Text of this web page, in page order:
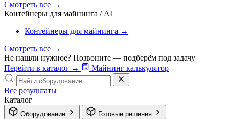
Смотреть все →
Контейнеры для майнинга / AI
Контейнеры для майнинга →
Смотреть все →
Не нашли нужное? Позвоните — подберём под задачу
Перейти в каталог → Майнинг калькулятор
Все результаты
Каталог
Оборудование Готовые решения